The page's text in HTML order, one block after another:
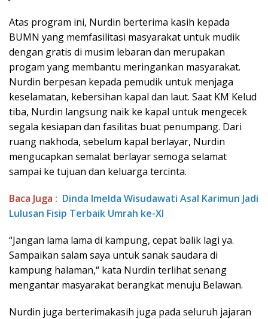
Atas program ini, Nurdin berterima kasih kepada
BUMN yang memfasilitasi masyarakat untuk mudik
dengan gratis di musim lebaran dan merupakan
progam yang membantu meringankan masyarakat.
Nurdin berpesan kepada pemudik untuk menjaga
keselamatan, kebersihan kapal dan laut. Saat KM Kelud
tiba, Nurdin langsung naik ke kapal untuk mengecek
segala kesiapan dan fasilitas buat penumpang. Dari
ruang nakhoda, sebelum kapal berlayar, Nurdin
mengucapkan semalat berlayar semoga selamat
sampai ke tujuan dan keluarga tercinta.
Baca Juga : Dinda Imelda Wisudawati Asal Karimun Jadi
Lulusan Fisip Terbaik Umrah ke-XI
“Jangan lama lama di kampung, cepat balik lagi ya.
Sampaikan salam saya untuk sanak saudara di
kampung halaman,“ kata Nurdin terlihat senang
mengantar masyarakat berangkat menuju Belawan.
Nurdin juga berterimakasih juga pada seluruh jajaran